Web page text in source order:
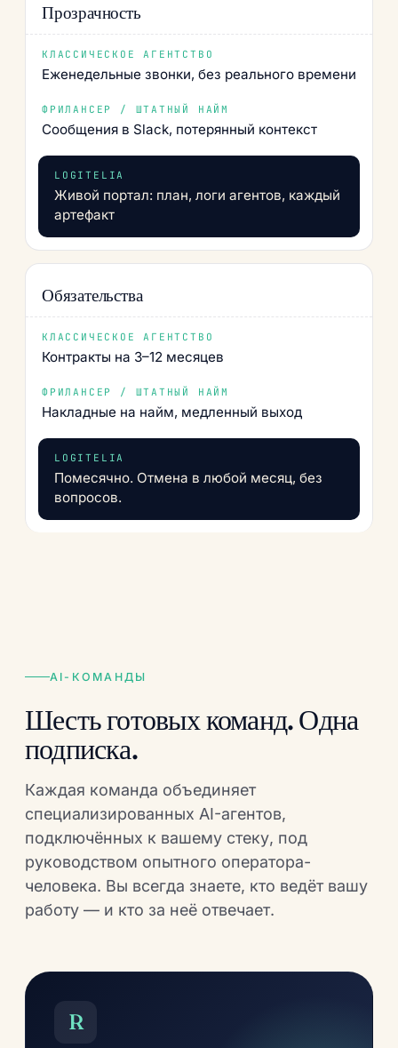
Прозрачность
Еженедельные звонки, без реального времени
Сообщения в Slack, потерянный контекст
Живой портал: план, логи агентов, каждый
артефакт
Обязательства
Контракты на 3–12 месяцев
Накладные на найм, медленный выход
Помесячно. Отмена в любой месяц, без
вопросов.
AI-КОМАНДЫ
Шесть готовых команд. Одна
подписка.
Каждая команда объединяет
специализированных AI-агентов,
подключённых к вашему стеку, под
руководством опытного оператора-
человека. Вы всегда знаете, кто ведёт вашу
работу — и кто за неё отвечает.
R